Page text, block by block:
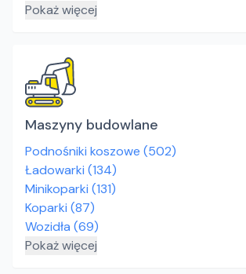
Pokaż więcej
Maszyny budowlane
Podnośniki koszowe (502)
Ładowarki (134)
Minikoparki (131)
Koparki (87)
Wozidła (69)
Pokaż więcej